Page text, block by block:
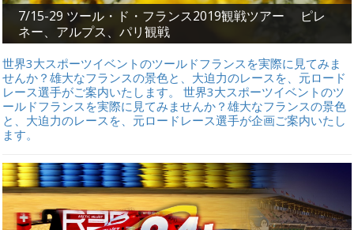
7/15-29 ツール・ド・フランス2019観戦ツアー ピレ
ネー、アルプス、パリ観戦
世界3大スポーツイベントのツールドフランスを実際に見てみま
せんか？雄大なフランスの景色と、大迫力のレースを、元ロード
レース選手がご案内いたします。 世界3大スポーツイベントのツ
ールドフランスを実際に見てみませんか？雄大なフランスの景色
と、大迫力のレースを、元ロードレース選手が企画ご案内いたし
ます。